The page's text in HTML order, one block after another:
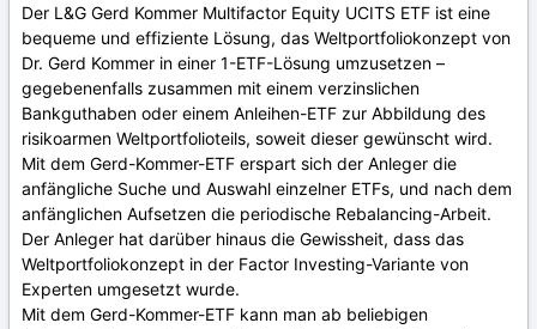
Der L&G Gerd Kommer Multifactor Equity UCITS ETF ist eine
bequeme und effiziente Lösung, das Weltportfoliokonzept von
Dr. Gerd Kommer in einer 1-ETF-Lösung umzusetzen –
gegebenenfalls zusammen mit einem verzinslichen
Bankguthaben oder einem Anleihen-ETF zur Abbildung des
risikoarmen Weltportfolioteils, soweit dieser gewünscht wird.
Mit dem Gerd-Kommer-ETF erspart sich der Anleger die
anfängliche Suche und Auswahl einzelner ETFs, und nach dem
anfänglichen Aufsetzen die periodische Rebalancing-Arbeit.
Der Anleger hat darüber hinaus die Gewissheit, dass das
Weltportfoliokonzept in der Factor Investing-Variante von
Experten umgesetzt wurde.
Mit dem Gerd-Kommer-ETF kann man ab beliebigen